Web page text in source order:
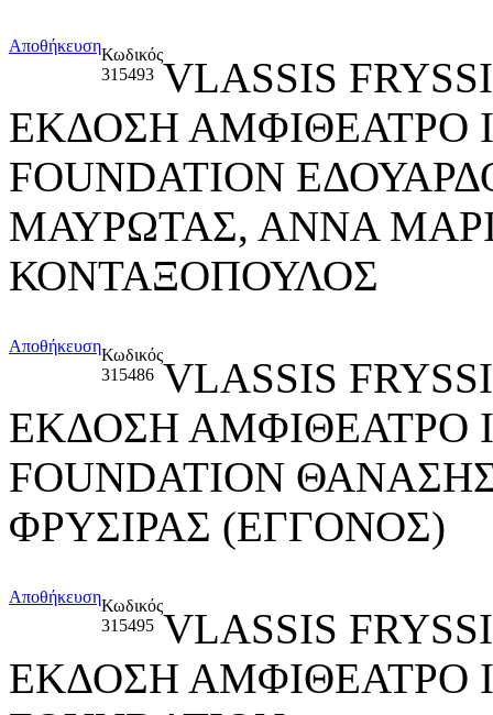
ΑποθήκευσηΚωδικός
315493 VLASSIS
ΕΚΔΟΣΗ ΑΜΦΙΘΕΑΤΡΟ
FOUNDATION
ΜΑΥΡΩΤΑΣ, ΑΝΝΑ
ΚΟΝΤΑΞΟΠΟΥΛΟΣ
ΑποθήκευσηΚωδικός
315486 VLASSIS
ΕΚΔΟΣΗ ΑΜΦΙΘΕΑΤΡΟ
FOUNDATION
ΦΡΥΣΙΡΑΣ (ΕΓΓΟΝΟΣ)
ΑποθήκευσηΚωδικός
315495 VLASSIS
ΕΚΔΟΣΗ ΑΜΦΙΘΕΑΤΡΟ